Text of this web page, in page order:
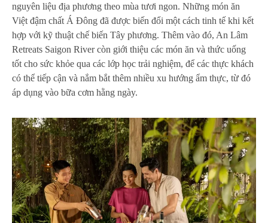
nguyên liệu địa phương theo mùa tươi ngon. Những món ăn
Việt đậm chất Á Đông đã được biến đổi một cách tinh tế khi kết
hợp với kỹ thuật chế biến Tây phương. Thêm vào đó, An Lâm
Retreats Saigon River còn giới thiệu các món ăn và thức uống
tốt cho sức khỏe qua các lớp học trải nghiệm, để các thực khách
có thể tiếp cận và nắm bắt thêm nhiều xu hướng ẩm thực, từ đó
áp dụng vào bữa cơm hằng ngày.